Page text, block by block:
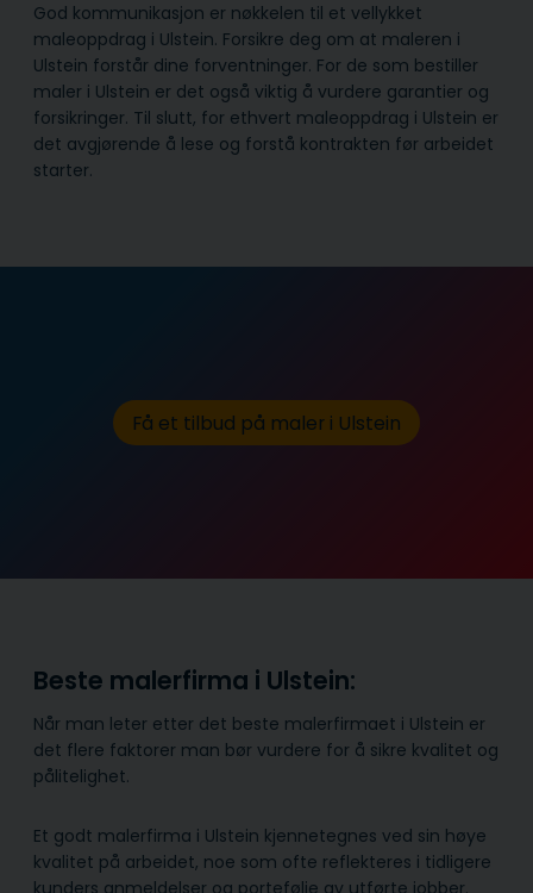
God kommunikasjon er nøkkelen til et vellykket
maleoppdrag i Ulstein. Forsikre deg om at maleren i
Ulstein forstår dine forventninger. For de som bestiller
maler i Ulstein er det også viktig å vurdere garantier og
forsikringer. Til slutt, for ethvert maleoppdrag i Ulstein er
det avgjørende å lese og forstå kontrakten før arbeidet
starter.
Få et tilbud på maler i Ulstein
Beste malerfirma i Ulstein:
Når man leter etter det beste malerfirmaet i Ulstein er
det flere faktorer man bør vurdere for å sikre kvalitet og
pålitelighet.
Et godt malerfirma i Ulstein kjennetegnes ved sin høye
kvalitet på arbeidet, noe som ofte reflekteres i tidligere